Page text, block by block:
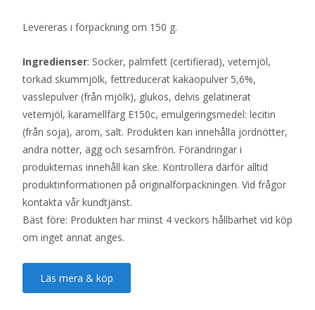
Levereras i förpackning om 150 g.
Ingredienser: Socker, palmfett (certifierad), vetemjöl,
torkad skummjölk, fettreducerat kakaopulver 5,6%,
vasslepulver (från mjölk), glukos, delvis gelatinerat
vetemjöl, karamellfärg E150c, emulgeringsmedel: lecitin
(från soja), arom, salt. Produkten kan innehålla jordnötter,
andra nötter, ägg och sesamfrön. Förändringar i
produkternas innehåll kan ske. Kontrollera därför alltid
produktinformationen på originalförpackningen. Vid frågor
kontakta vår kundtjänst.
Bäst före: Produkten har minst 4 veckors hållbarhet vid köp
om inget annat anges.
Läs mera & köp